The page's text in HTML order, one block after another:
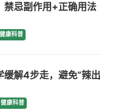
禁忌副作用+正确用法
健康科普
缓解4步走，避免“辣出
健康科普